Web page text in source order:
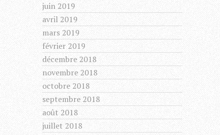
juin 2019
avril 2019
mars 2019
février 2019
décembre 2018
novembre 2018
octobre 2018
septembre 2018
août 2018
juillet 2018